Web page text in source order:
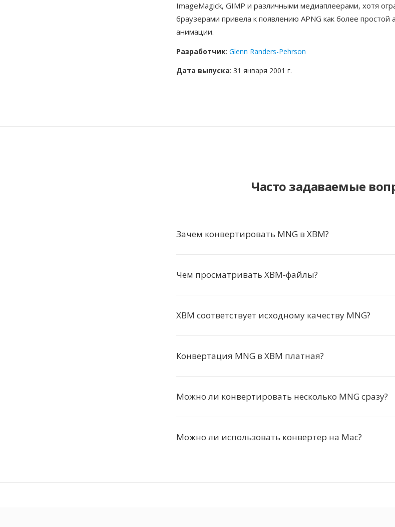
ImageMagick, GIMP и различными медиаплеерами, хотя
браузерами привела к появлению APNG как более простой
анимации.
Разработчик: Glenn Randers-Pehrson
Дата выпуска: 31 января 2001 г.
Часто задаваемые
Зачем конвертировать MNG в XBM?
Чем просматривать XBM-файлы?
XBM соответствует исходному качеству MNG?
Конвертация MNG в XBM платная?
Можно ли конвертировать несколько MNG сразу?
Можно ли использовать конвертер на Mac?